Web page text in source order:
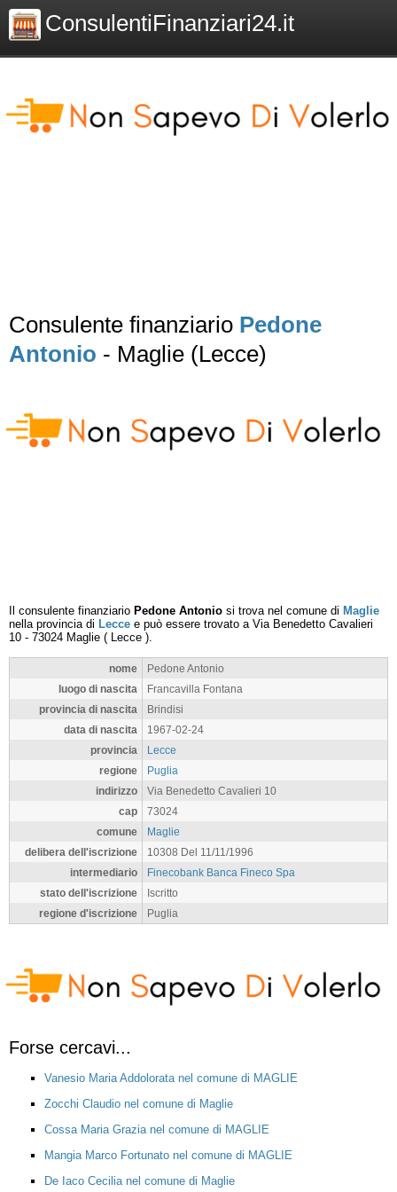
ConsulentiFinanziari24.it
Consulente finanziario Pedone
Antonio - Maglie (Lecce)
Il consulente finanziario Pedone Antonio si trova nel comune di Maglie
nella provincia di Lecce e può essere trovato a Via Benedetto Cavalieri
10 - 73024 Maglie ( Lecce ).
nome
Pedone Antonio
luogo di nascita
Francavilla Fontana
provincia di nascita
Brindisi
data di nascita
1967-02-24
provincia
Lecce
regione
Puglia
indirizzo
Via Benedetto Cavalieri 10
cap
73024
comune
Maglie
delibera dell'iscrizione
10308 Del 11/11/1996
intermediario
Finecobank Banca Fineco Spa
stato dell'iscrizione
Iscritto
regione d'iscrizione
Puglia
Forse cercavi...
Vanesio Maria Addolorata nel comune di MAGLIE
Zocchi Claudio nel comune di Maglie
Cossa Maria Grazia nel comune di MAGLIE
Mangia Marco Fortunato nel comune di MAGLIE
De Iaco Cecilia nel comune di Maglie